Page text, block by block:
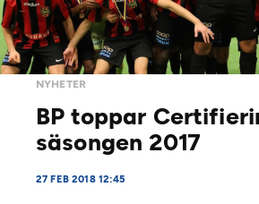
NYHETER
BP toppar
säsongen 2017
27 FEB 2018 12:45